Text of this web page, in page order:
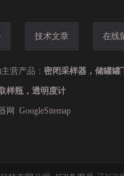
技术文章 在线
营产品： 密闭采样器，储罐罐
样瓶，透明度计
网 GoogleSitemap